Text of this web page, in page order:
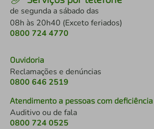
de segunda a sábado das
08h às 20h40 (Exceto feriados)
0800 724 4770
Ouvidoria
Reclamações e denúncias
0800 646 2519
Atendimento a pessoas com deficiência
Auditivo ou de fala
0800 724 0525